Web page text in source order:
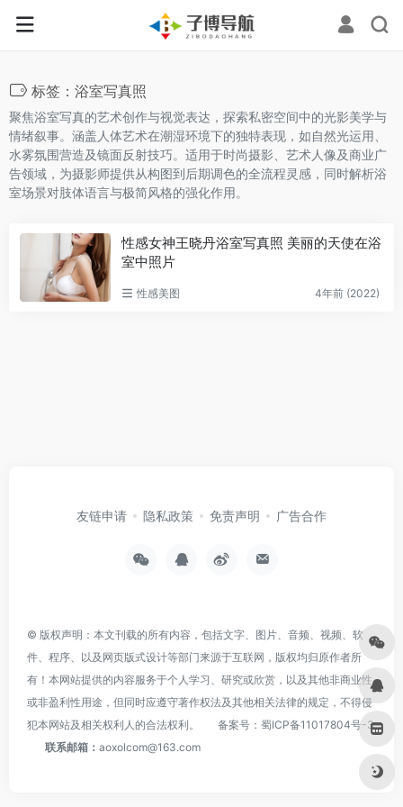
标签：浴室写真照
聚焦浴室写真的艺术创作与视觉表达，探索私密空间中的光影美学与
情绪叙事。涵盖人体艺术在潮湿环境下的独特表现，如自然光运用、
水雾氛围营造及镜面反射技巧。适用于时尚摄影、艺术人像及商业广
告领域，为摄影师提供从构图到后期调色的全流程灵感，同时解析浴
室场景对肢体语言与极简风格的强化作用。
性感女神王晓丹浴室写真照 美丽的天使在浴
室中照片
性感美图 4年前 (2022)
友链申请 隐私政策 免责声明 广告合作
© 版权声明：本文刊载的所有内容，包括文字、图片、音频、视频、软
件、程序、以及网页版式设计等部门来源于互联网，版权均归原作者所
有！本网站提供的内容服务于个人学习、研究或欣赏，以及其他非商业性
或非盈利性用途，但同时应遵守著作权法及其他相关法律的规定，不得侵
犯本网站及相关权利人的合法权利。
备案号： 蜀ICP备11017804号-3
联系邮箱： aoxolcom@163.com